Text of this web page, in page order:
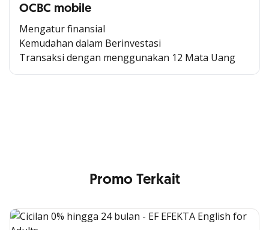
OCBC mobile
Mengatur finansial
Kemudahan dalam Berinvestasi
Transaksi dengan menggunakan 12 Mata Uang
Cross Selling Banner Global
Promo Terkait